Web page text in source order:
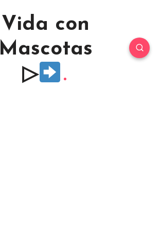
Vida con
Mascotas
▷